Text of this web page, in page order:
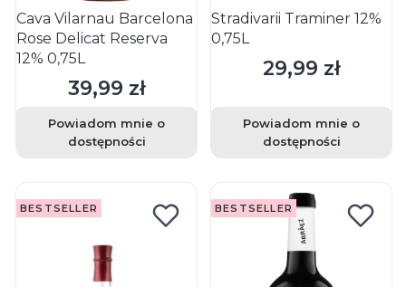
Cava Vilarnau Barcelona
Rose Delicat Reserva
12% 0,75L
Cena
39,99 zł
Powiadom mnie o
dostępności
Stradivarii Traminer 12%
0,75L
Cena
29,99 zł
Powiadom mnie o
dostępności
BESTSELLER BESTSELLER